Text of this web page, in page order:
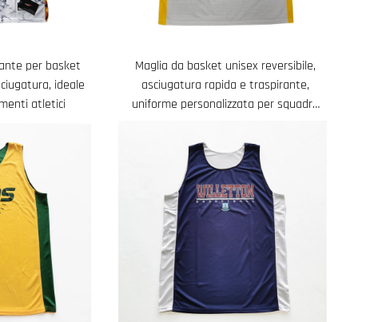
per basket
ideale
atletici
Maglia da basket unisex reversibile,
asciugatura rapida e traspirante,
uniforme personalizzata per squadra